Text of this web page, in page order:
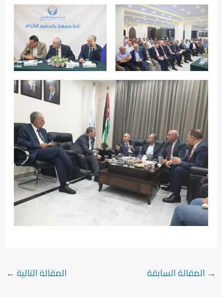
→ المقالة السابقة المقالة التالية ←